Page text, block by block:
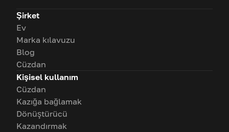
Şirket
Ev
Marka kılavuzu
Blog
Cüzdan
Kişisel kullanım
Cüzdan
Kazığa bağlamak
Dönüştürücü
Kazandırmak